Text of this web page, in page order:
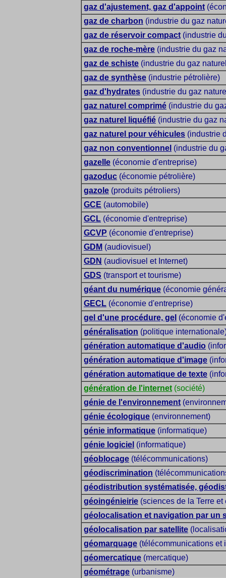
gaz d'ajustement, gaz d'appoint
gaz de charbon (industrie du gaz
gaz de réservoir compact (industrie
gaz de roche-mère (industrie du gaz
gaz de schiste (industrie du gaz
gaz de synthèse (industrie pétrolière)
gaz d'hydrates (industrie du gaz
gaz naturel comprimé (industrie du
gaz naturel liquéfié (industrie du gaz
gaz naturel pour véhicules (industrie
gaz non conventionnel (industrie du
gazelle (économie d'entreprise)
gazoduc (économie pétrolière)
gazole (produits pétroliers)
GCE (automobile)
GCL (économie d'entreprise)
GCVP (économie d'entreprise)
GDM (audiovisuel)
GDN (audiovisuel et Internet)
GDS (transport et tourisme)
géant du numérique (économie
GECL (économie d'entreprise)
gel d'une procédure, gel (économie
généralisation (politique
génération automatique d'audio
génération automatique d'image
génération automatique de texte
génération de l'internet (société)
génie de l'environnement
génie écologique (environnement)
génie informatique (informatique)
génie logiciel (informatique)
géoblocage (télécommunications)
géodiscrimination
géodistribution systématisée,
géoingénieirie (sciences de la Terre
géolocalisation et navigation par un
géolocalisation par satellite
géomarquage (télécommunications et
géomercatique (mercatique)
géométrage (urbanisme)